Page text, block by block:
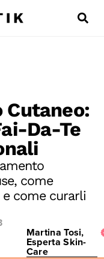
Cutaneo:
Da-Te
come
come curarli
Martina Tosi,
Esperta Skin-
Care